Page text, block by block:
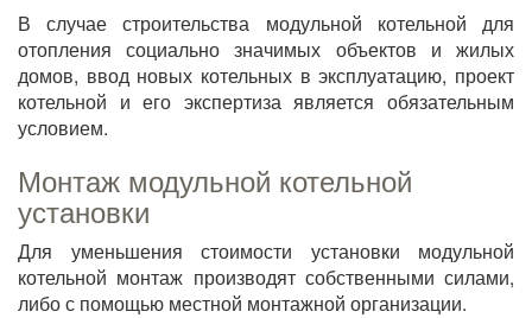
В случае строительства модульной котельной для
отопления социально значимых объектов и жилых
домов, ввод новых котельных в эксплуатацию, проект
котельной и его экспертиза является обязательным
условием.
Монтаж модульной котельной
установки
Для уменьшения стоимости установки модульной
котельной монтаж производят собственными силами,
либо с помощью местной монтажной организации.